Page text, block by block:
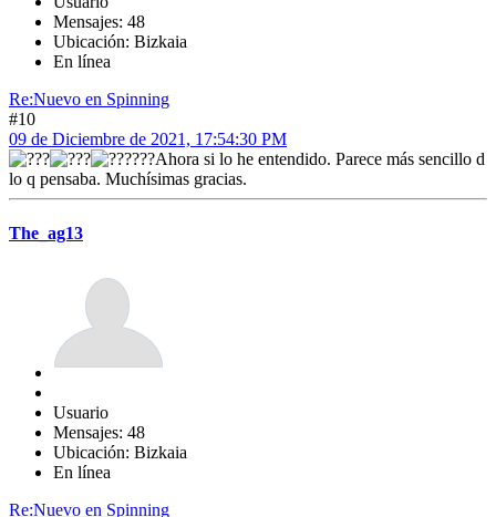
Mensajes: 48
Ubicación: Bizkaia
En línea
Re:Nuevo en Spinning
#10
09 de Diciembre de 2021, 17:54:30 PM
???Ahora si lo he entendido. Parece más sencillo d
lo q pensaba. Muchísimas gracias.
The_ag13
Usuario
Mensajes: 48
Ubicación: Bizkaia
En línea
Re:Nuevo en Spinning